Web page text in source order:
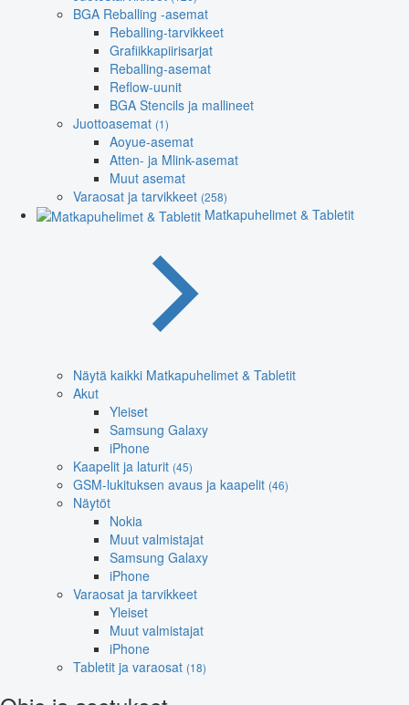
BGA Reballing -asemat
Reballing-tarvikkeet
Grafiikkapiirisarjat
Reballing-asemat
Reflow-uunit
BGA Stencils ja mallineet
Juottoasemat (1)
Aoyue-asemat
Atten- ja Mlink-asemat
Muut asemat
Varaosat ja tarvikkeet (258)
Matkapuhelimet & Tabletit
Näytä kaikki Matkapuhelimet & Tabletit
Akut
Yleiset
Samsung Galaxy
iPhone
Kaapelit ja laturit (45)
GSM-lukituksen avaus ja kaapelit (46)
Näytöt
Nokia
Muut valmistajat
Samsung Galaxy
iPhone
Varaosat ja tarvikkeet
Yleiset
Muut valmistajat
iPhone
Tabletit ja varaosat (18)